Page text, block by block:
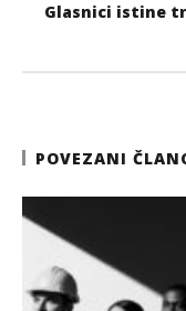
Glasnici istine
POVEZANI